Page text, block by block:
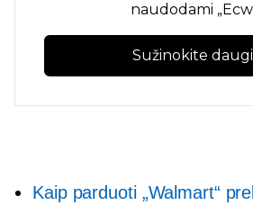
naudodami
Sužinokite
Kaip parduoti „Walmart“